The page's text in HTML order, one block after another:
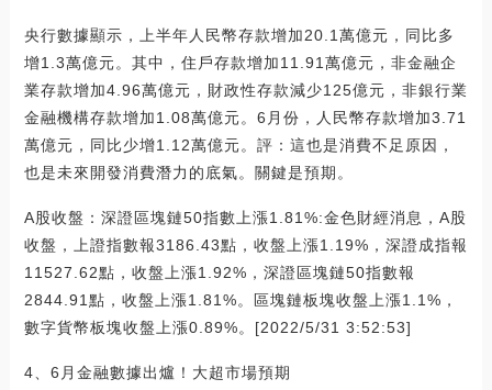
央行數據顯示，上半年人民幣存款增加20.1萬億元，同比多
增1.3萬億元。其中，住戶存款增加11.91萬億元，非金融企
業存款增加4.96萬億元，財政性存款減少125億元，非銀行業
金融機構存款增加1.08萬億元。6月份，人民幣存款增加3.71
萬億元，同比少增1.12萬億元。評：這也是消費不足原因，
也是未來開發消費潛力的底氣。關鍵是預期。
A股收盤：深證區塊鏈50指數上漲1.81%:金色財經消息，A股
收盤，上證指數報3186.43點，收盤上漲1.19%，深證成指報
11527.62點，收盤上漲1.92%，深證區塊鏈50指數報
2844.91點，收盤上漲1.81%。區塊鏈板塊收盤上漲1.1%，
數字貨幣板塊收盤上漲0.89%。[2022/5/31 3:52:53]
4、6月金融數據出爐！大超市場預期